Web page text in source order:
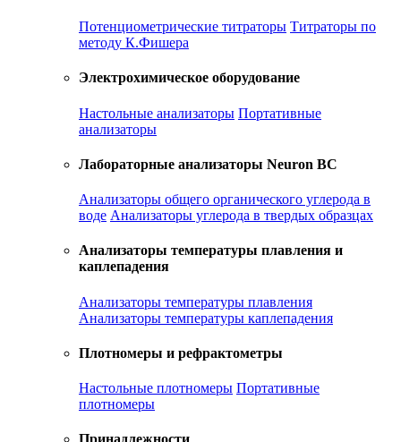
Потенциометрические титраторы Титраторы по
методу К.Фишера
Электрохимическое оборудование
Настольные анализаторы Портативные
анализаторы
Лабораторные анализаторы Neuron BC
Анализаторы общего органического углерода в
воде Анализаторы углерода в твердых образцах
Анализаторы температуры плавления и
каплепадения
Анализаторы температуры плавления
Анализаторы температуры каплепадения
Плотномеры и рефрактометры
Настольные плотномеры Портативные
плотномеры